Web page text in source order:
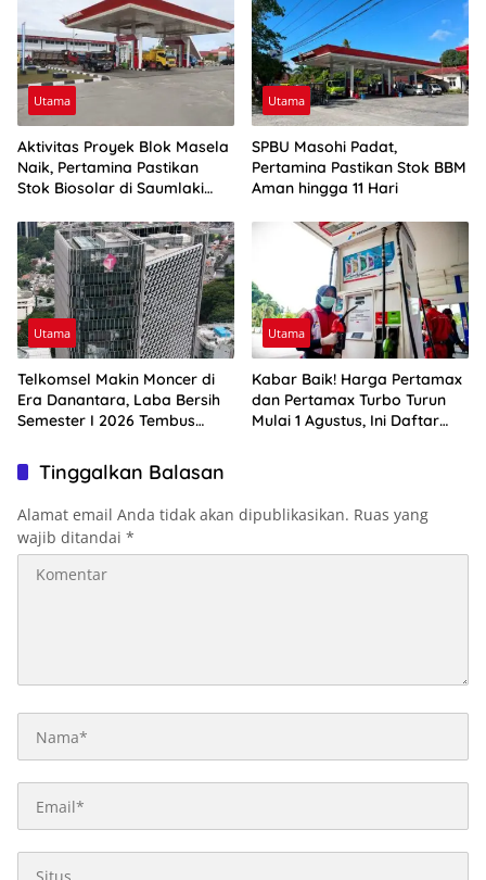
Utama
Aktivitas Proyek Blok Masela
Naik, Pertamina Pastikan
Stok Biosolar di Saumlaki
Utama
SPBU Masohi Padat,
Pertamina Pastikan Stok BBM
Aman hingga 11 Hari
Utama
Telkomsel Makin Moncer di
Era Danantara, Laba Bersih
Semester I 2026 Tembus
Utama
Kabar Baik! Harga Pertamax
dan Pertamax Turbo Turun
Mulai 1 Agustus, Ini Daftar
Tinggalkan Balasan
Alamat email Anda tidak akan dipublikasikan. Ruas yang
wajib ditandai *